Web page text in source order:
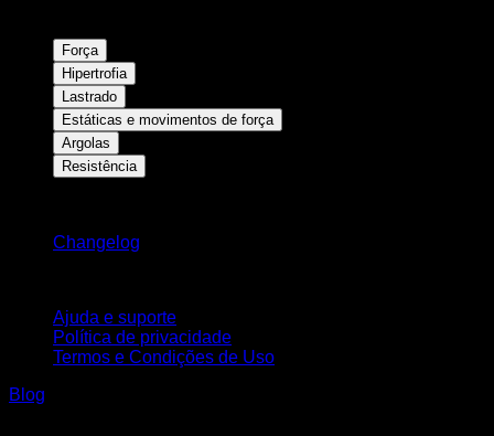
Força
Hipertrofia
Lastrado
Estáticas e movimentos de força
Argolas
Resistência
Changelog
Ajuda e suporte
Política de privacidade
Termos e Condições de Uso
Blog